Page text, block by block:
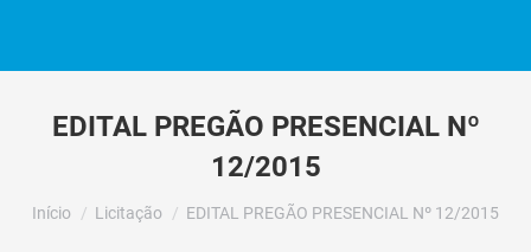
EDITAL PREGÃO PRESENCIAL Nº
12/2015
Você está aqui:
Início Licitação EDITAL PREGÃO PRESENCIAL Nº 12/2015